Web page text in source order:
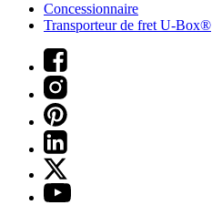
Concessionnaire
Transporteur de fret U-Box®